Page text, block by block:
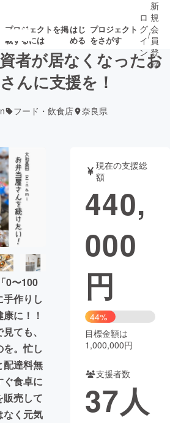
プロジェクトを掲
載するには
はじ
める
プロジェクト
をさがす
ト
募集終了が近いプ
ロジェクト
音楽
・ガジェット ゲーム・サ
業
地域活性化
Good
CAMPFIRE Creation
さと納税machi-ya コミュニティ
ロ
グ
イ
ン
/
新
規
会
員
登
録
者が居なくなったお
んに支援を！
フード・飲食店 奈良県
0〜100
作りし
に！！
ても、
。忙し
配達料無
ぐ食卓に
販売して
なく元気
現在の支援総
額
440,
000
円
44%
目標金額は
1,000,000円
支援者数
37人